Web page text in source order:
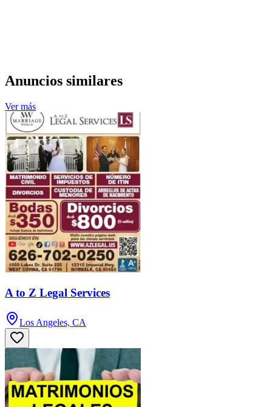
Anuncios similares
Ver más
A to Z Legal Services
Los Angeles, CA